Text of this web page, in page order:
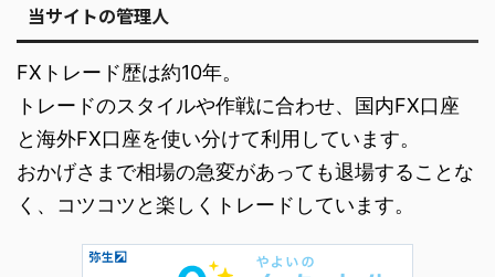
当サイトの管理人
FXトレード歴は約10年。
トレードのスタイルや作戦に合わせ、国内FX口座
と海外FX口座を使い分けて利用しています。
おかげさまで相場の急変があっても退場することな
く、コツコツと楽しくトレードしています。